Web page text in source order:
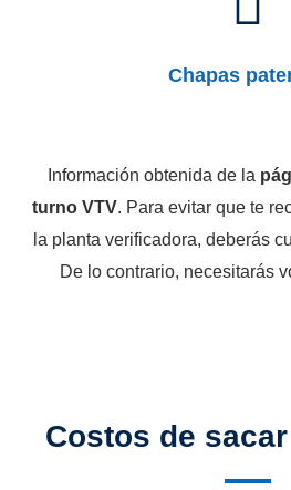
Chapas
Información obtenida de la
turno VTV. Para evitar que te
la planta verificadora, deberás
De lo contrario, necesitarás
Costos de